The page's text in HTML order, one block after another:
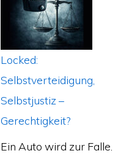
Locked:
Selbstverteidigung,
Selbstjustiz –
Gerechtigkeit?
Ein Auto wird zur Falle.